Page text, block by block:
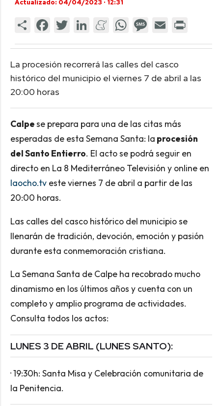
Actualizado: 04/04/2023 · 12:31
La procesión recorrerá las calles del casco
histórico del municipio el viernes 7 de abril a las
20:00 horas
Calpese prepara para una de las citas más
esperadas de esta Semana Santa: la procesión
del Santo Entierro. El acto se podrá seguir en
directo en La 8 Mediterráneo Televisión y online en
laocho.tveste viernes 7 de abril a partir de las
20:00 horas.
Las calles del casco histórico del municipio se
llenarán de tradición, devoción, emoción y pasión
durante esta conmemoración cristiana.
La Semana Santa de Calpe ha recobrado mucho
dinamismo en los últimos años y cuenta con un
completo y amplio programa de actividades.
Consulta todos los actos:
LUNES 3 DE ABRIL (LUNES SANTO):
· 19:30h: Santa Misa y Celebración comunitaria de
la Penitencia.